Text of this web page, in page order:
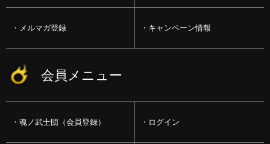
メルマガ登録 キャンペーン情報
会員メニュー
魂ノ武士団（会員登録） ログイン